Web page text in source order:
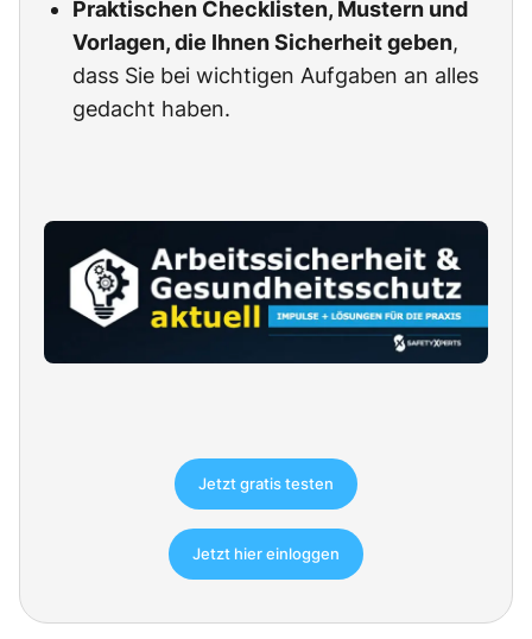
Praktischen Checklisten, Mustern und
Vorlagen, die Ihnen Sicherheit geben,
dass Sie bei wichtigen Aufgaben an alles
gedacht haben.
Jetzt gratis testen
Jetzt hier einloggen